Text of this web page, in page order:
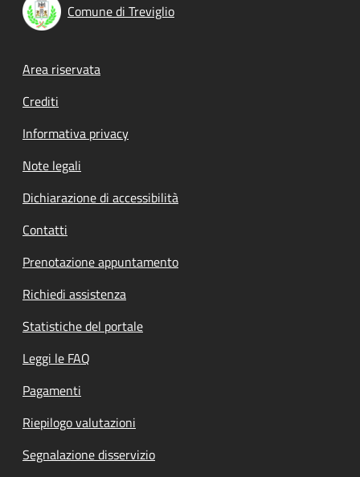
Comune di Treviglio
Footer menu
Area riservata
Crediti
Informativa privacy
Note legali
Dichiarazione di accessibilità
Contatti
Prenotazione appuntamento
Richiedi assistenza
Statistiche del portale
Leggi le FAQ
Pagamenti
Riepilogo valutazioni
Segnalazione disservizio